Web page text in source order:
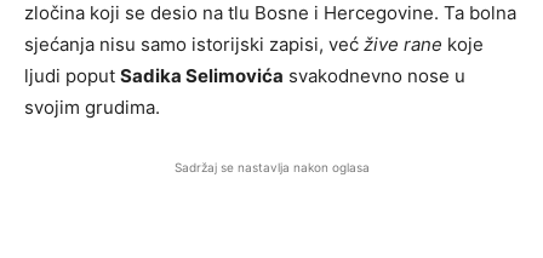
zločina koji se desio na tlu Bosne i Hercegovine. Ta bolna
sjećanja nisu samo istorijski zapisi, već žive rane koje
ljudi poput Sadika Selimovića svakodnevno nose u
svojim grudima.
Sadržaj se nastavlja nakon oglasa